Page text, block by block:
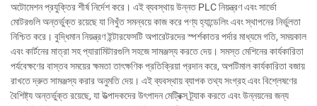
অটোমেশন প্রযুক্তির শীর্ষ নির্দেশ করে। এই ব্যবস্থায় উন্নত PLC নিয়ন্ত্রণ এবং সার্ভো
মোটরগুলি অন্তর্ভুক্ত রয়েছে যা নিখুঁত সমন্বয়ে কাজ করে পণ্য হ্যান্ডেলিং এবং স্থাপনের নির্ভুলতা
নিশ্চিত করে। বুদ্ধিমান নিয়ন্ত্রণ ইন্টারফেসটি অপারেটরদের স্পর্শকাতর পর্দার মাধ্যমে গতি, সময়কাল
এবং কার্টনের মাত্রা সহ প্যারামিটারগুলি সহজে সামঞ্জস্য করতে দেয়। সমস্ত মেশিনের কার্যকারিতা
পর্যবেক্ষণের বাস্তব সময়ের ক্ষমতা তাৎক্ষণিক প্রতিক্রিয়া প্রদান করে, অপটিমাল কার্যকারিতা বজায়
রাখতে দ্রুত সামঞ্জস্য করার অনুমতি দেয়। এই ব্যবস্থায় ব্যাপক তথ্য সংগ্রহ এবং বিশ্লেষণের
বৈশিষ্ট্য অন্তর্ভুক্ত রয়েছে, যা উত্পাদকদের উৎপাদন মেট্রিক্স ট্র্যাক করতে এবং উন্নয়নের জন্য